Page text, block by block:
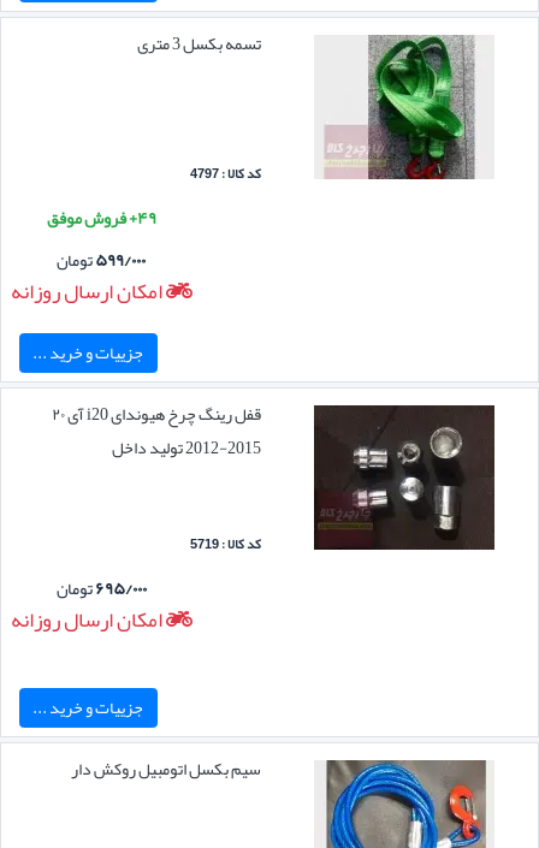
تسمه بکسل 3 متری
کد کالا : 4797
۴۹+ فروش موفق
۵۹۹/۰۰۰تومان
امکان ارسال روزانه
جزییات و خرید ...
قفل رینگ چرخ هیوندای i20 آی ۲۰
2015-2012 تولید داخل
کد کالا : 5719
۶۹۵/۰۰۰تومان
امکان ارسال روزانه
جزییات و خرید ...
سیم بکسل اتومبیل روکش دار